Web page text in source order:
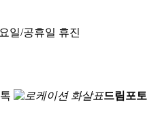
일/공휴일 휴진
드림포토